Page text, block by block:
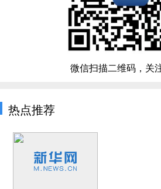
微信扫描二维码，关
热点推荐